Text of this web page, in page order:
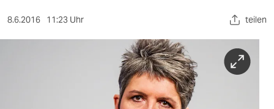
kultur
sport
8.6.2016 11:23 Uhr teilen